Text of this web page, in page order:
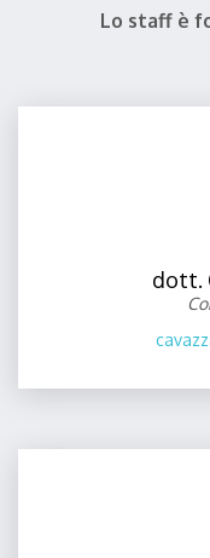
Lo staff è
dott.